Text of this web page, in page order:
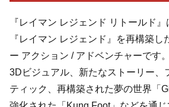
『レイマン レジェンド リトールド
『レイマン レジェンド』を再構築し
ー アクション / アドベンチャーです。
3Dビジュアル、新たなストーリー、
ティック、再構築された夢の世界「